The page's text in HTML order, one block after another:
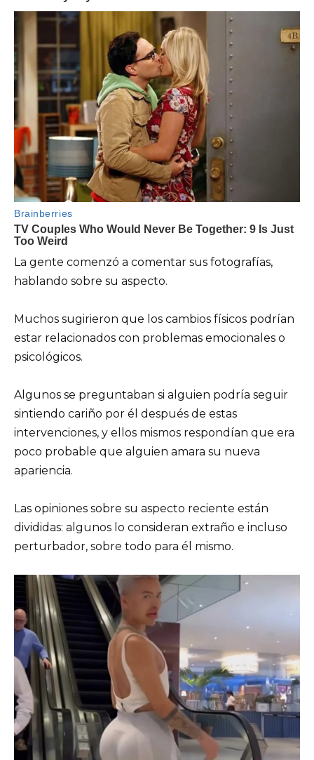
La gente comenzó a comentar sus fotografías,
hablando sobre su aspecto.
Muchos sugirieron que los cambios físicos podrían
estar relacionados con problemas emocionales o
psicológicos.
Algunos se preguntaban si alguien podría seguir
sintiendo cariño por él después de estas
intervenciones, y ellos mismos respondían que era
poco probable que alguien amara su nueva
apariencia.
Las opiniones sobre su aspecto reciente están
divididas: algunos lo consideran extraño e incluso
perturbador, sobre todo para él mismo.